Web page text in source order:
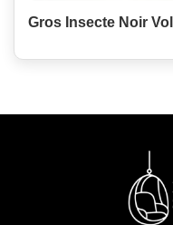
Gros Insecte Noir